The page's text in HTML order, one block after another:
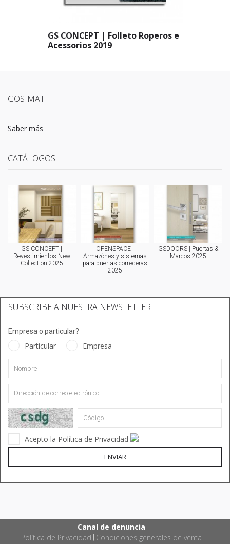
GS CONCEPT | Folleto Roperos e
Acessorios 2019
GOSIMAT
Saber más
CATÁLOGOS
GS CONCEPT |
Revestimientos New
Collection 2025
OPENSPACE |
Armazónes y sistemas
para puertas correderas
2025
GSDOORS | Puertas &
Marcos 2025
SUBSCRIBE A NUESTRA NEWSLETTER
Empresa o particular?
Particular Empresa
Acepto la Política de Privacidad
ENVIAR
Canal de denuncia
Política de Privacidad Condiciones generales de venta